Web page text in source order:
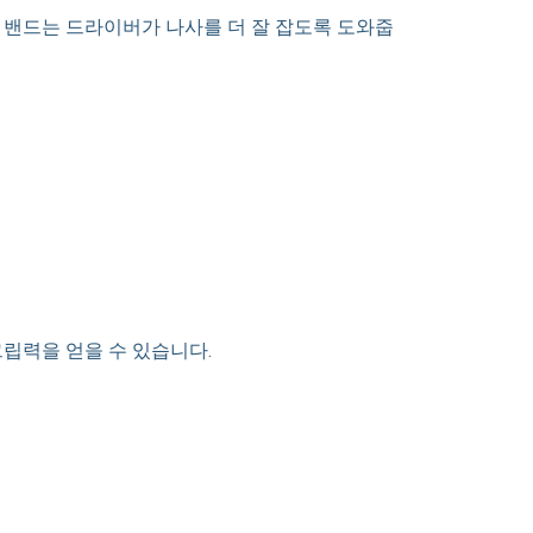
드는 드라이버가 나사를 더 잘 잡도록 도와줍
력을 얻을 수 있습니다.